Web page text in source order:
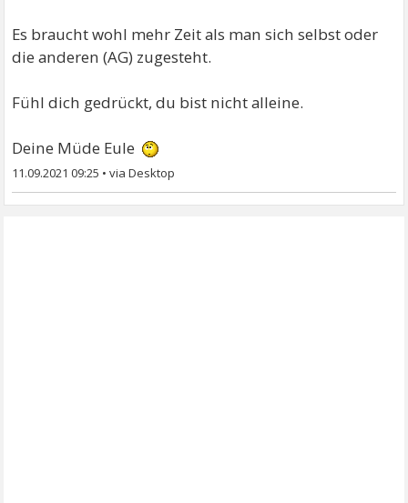
Es braucht wohl mehr Zeit als man sich selbst oder
die anderen (AG) zugesteht.
Fühl dich gedrückt, du bist nicht alleine.
Deine Müde Eule
11.09.2021 09:25 •